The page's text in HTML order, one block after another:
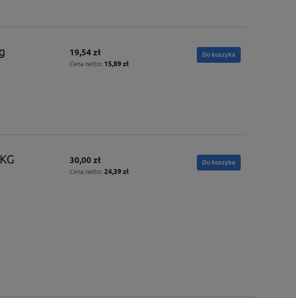
19,54 zł
Cena netto: 15,89 zł
Do koszyka
30,00 zł
Cena netto: 24,39 zł
Do koszyka